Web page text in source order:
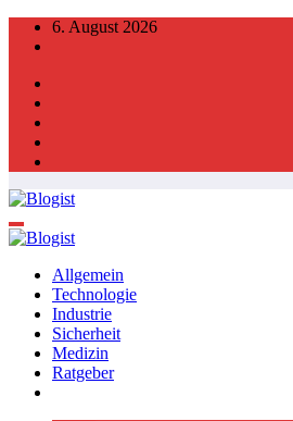
Zum
Inhalt
6. August 2026
Allgemein
Technologie
Industrie
Sicherheit
Medizin
Ratgeber